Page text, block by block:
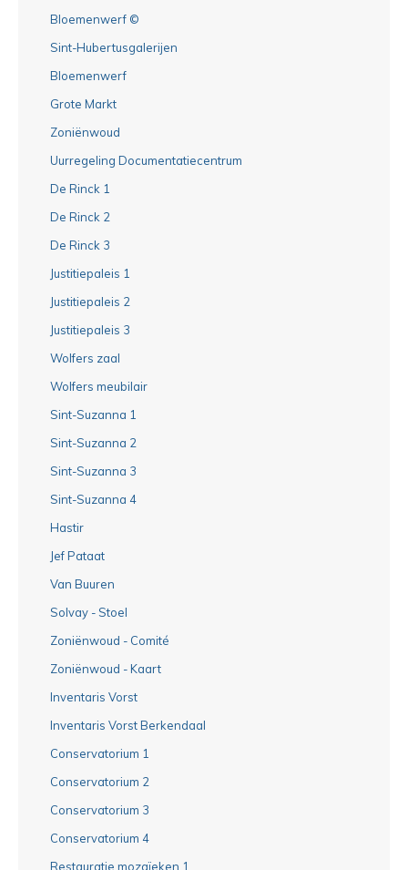
Bloemenwerf ©
Sint-Hubertusgalerijen
Bloemenwerf
Grote Markt
Zoniënwoud
Uurregeling Documentatiecentrum
De Rinck 1
De Rinck 2
De Rinck 3
Justitiepaleis 1
Justitiepaleis 2
Justitiepaleis 3
Wolfers zaal
Wolfers meubilair
Sint-Suzanna 1
Sint-Suzanna 2
Sint-Suzanna 3
Sint-Suzanna 4
Hastir
Jef Pataat
Van Buuren
Solvay - Stoel
Zoniënwoud - Comité
Zoniënwoud - Kaart
Inventaris Vorst
Inventaris Vorst Berkendaal
Conservatorium 1
Conservatorium 2
Conservatorium 3
Conservatorium 4
Restauratie mozaïeken 1